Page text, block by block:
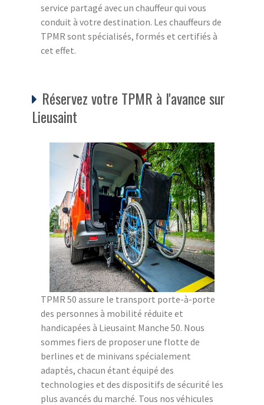
service partagé avec un chauffeur qui vous
conduit à votre destination. Les chauffeurs de
TPMR sont spécialisés, formés et certifiés à
cet effet.
Réservez votre TPMR à l'avance sur
Lieusaint
TPMR 50 assure le transport porte-à-porte
des personnes à mobilité réduite et
handicapées à Lieusaint Manche 50. Nous
sommes fiers de proposer une flotte de
berlines et de minivans spécialement
adaptés, chacun étant équipé des
technologies et des dispositifs de sécurité les
plus avancés du marché. Tous nos véhicules